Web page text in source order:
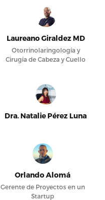
Laureano Giraldez MD
Otorrinolaringología y
Cirugía de Cabeza y Cuello
Dra. Natalie Pérez Luna
Orlando Alomá
Gerente de Proyectos en un
Startup